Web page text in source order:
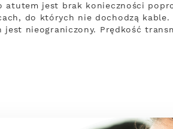
jest brak konieczności
do których nie dochodzą kable.
nieograniczony. Prędkość